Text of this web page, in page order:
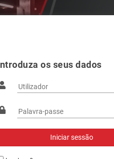
os seus dados